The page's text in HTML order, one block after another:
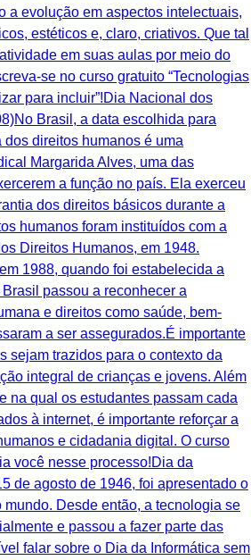
a evolução em aspectos intelectuais,
estéticos e, claro, criativos. ‍Que tal
em suas aulas por meio do
se no curso gratuito “Tecnologias
para incluir”!Dia Nacional dos
Brasil, a data escolhida para
direitos humanos é uma
Margarida Alves, uma das
a função no país. Ela exerceu
dos direitos básicos durante a
humanos foram instituídos com a
Direitos Humanos, em 1948.
1988, quando foi estabelecida a
passou a reconhecer a
e direitos como saúde, bem-
a ser assegurados.É importante
sejam trazidos para o contexto da
integral de crianças e jovens. Além
na qual os estudantes passam cada
à internet, é importante reforçar a
e cidadania digital. O curso
você nesse processo!Dia da
de agosto de 1946, foi apresentado o
mundo. Desde então, a tecnologia se
e passou a fazer parte das
falar sobre o Dia da Informática sem